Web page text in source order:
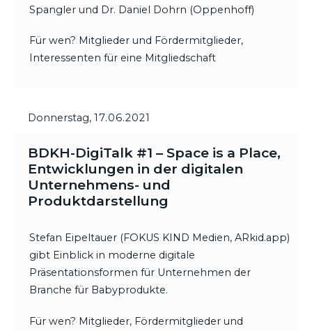
Spangler und Dr. Daniel Dohrn (Oppenhoff)
Für wen? Mitglieder und Fördermitglieder,
Interessenten für eine Mitgliedschaft
Donnerstag, 17.06.2021
BDKH-DigiTalk #1 – Space is a Place,
Entwicklungen in der digitalen
Unternehmens- und
Produktdarstellung
Stefan Eipeltauer (FOKUS KIND Medien, ARkid.app)
gibt Einblick in moderne digitale
Präsentationsformen für Unternehmen der
Branche für Babyprodukte.
Für wen? Mitglieder, Fördermitglieder und